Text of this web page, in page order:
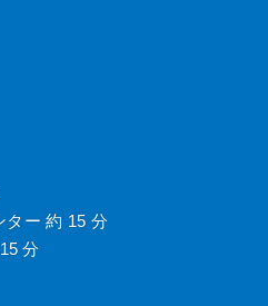
ター 約 15 分
分